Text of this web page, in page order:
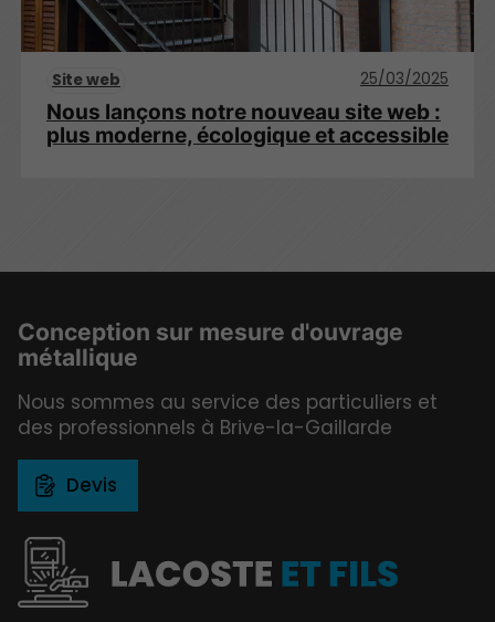
Site web 25/03/2025
Nous lançons notre nouveau site web :
plus moderne, écologique et accessible
Conception sur mesure d'ouvrage
métallique
Nous sommes au service des particuliers et
des professionnels à Brive-la-Gaillarde
Devis